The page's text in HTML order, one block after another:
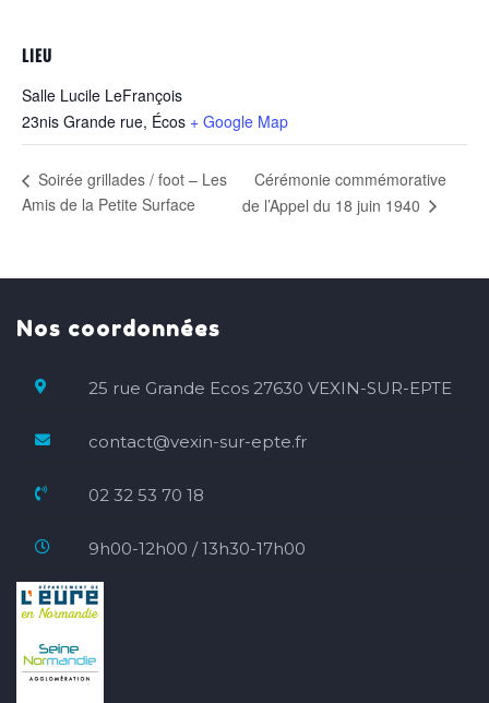
LIEU
Salle Lucile LeFrançois
23nis Grande rue, Écos + Google Map
Soirée grillades / foot – Les
Amis de la Petite Surface
Cérémonie commémorative
de l’Appel du 18 juin 1940
Nos coordonnées
25 rue Grande Ecos 27630 VEXIN-SUR-EPTE
contact@vexin-sur-epte.fr
02 32 53 70 18
9h00-12h00 / 13h30-17h00